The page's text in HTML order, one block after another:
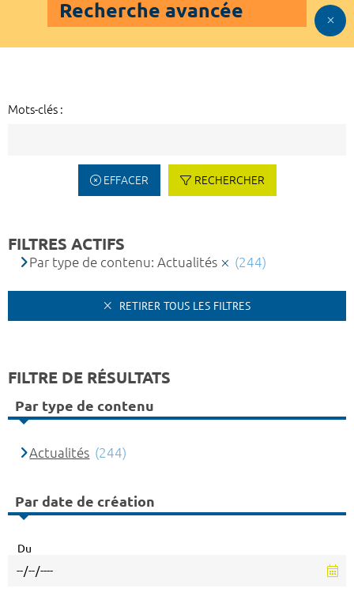
Recherche avancée
Mots-clés :
EFFACER RECHERCHER
FILTRES ACTIFS
Par type de contenu: Actualités (244)
RETIRER TOUS LES FILTRES
FILTRE DE RÉSULTATS
Par type de contenu
Actualités (244)
Par date de création
Du